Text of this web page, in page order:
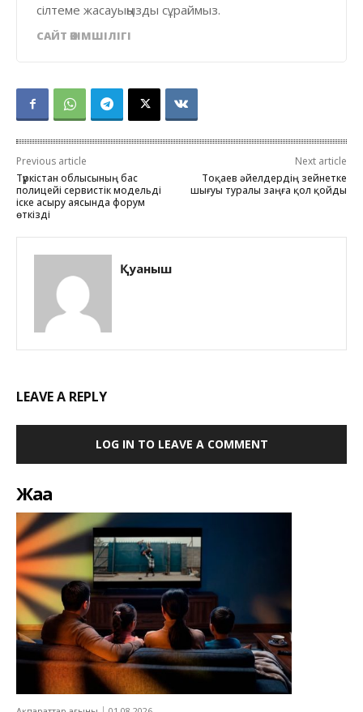
сілтеме жасауыңызды сұраймыз.
САЙТ ӘКІМШІЛІГІ
Previous article
Түркістан облысының бас
полицейі сервистік модельді
іске асыру аясында форум
өткізді
Next article
Тоқаев әйелдердің зейнетке
шығуы туралы заңға қол қойды
Қуаныш
LEAVE A REPLY
LOG IN TO LEAVE A COMMENT
Жаңа